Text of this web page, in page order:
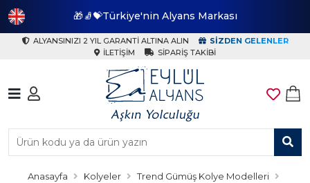
🎁🧦💝Türkiye'nin Alyans Markası
ALYANSINIZI 2 YIL GARANTI ALTINA ALIN
SIZDEN GELENLER
İLETIŞIM
SIPARIŞ TAKIBI
Anasayfa Kolyeler
Trend Gümüş Kolye Modelleri